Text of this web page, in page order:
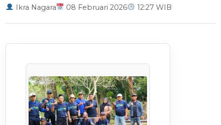
Ikra Nagara 08 Februari 2026 12:27 WIB